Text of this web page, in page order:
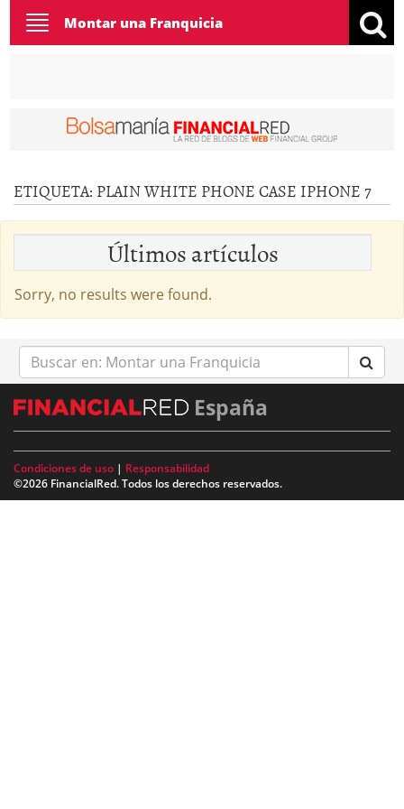
Toggle
navigation
Montar una Franquicia
ETIQUETA: PLAIN WHITE PHONE CASE IPHONE 7
Últimos artículos
Sorry, no results were found.
Buscar
en:
España
Condiciones de uso | Responsabilidad
©2026 FinancialRed. Todos los derechos reservados.